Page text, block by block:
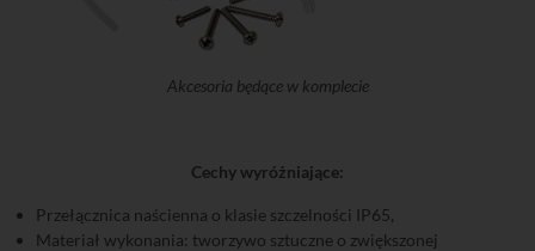
Akcesoria będące w komplecie
Cechy wyróżniające:
Przełącznica naścienna o klasie szczelności IP65,
Materiał wykonania: tworzywo sztuczne o zwiększonej